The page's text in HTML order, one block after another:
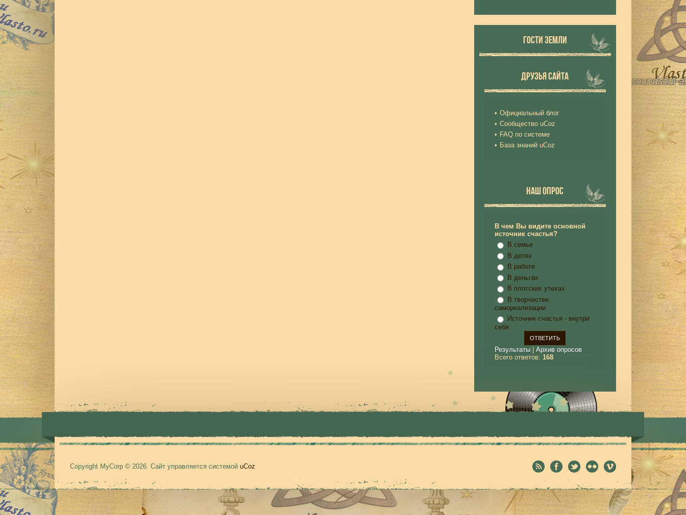
ГОСТИ ЗЕМЛИ
ДРУЗЬЯ САЙТА
Официальный блог
Сообщество uCoz
FAQ по системе
База знаний uCoz
НАШ ОПРОС
В чем Вы видите основной
источник счастья?
В семье
В детях
В работе
В деньгах
В плотских утехах
В творчестве,
самореализации
Источник счастья - внутри
себя
Результаты| Архив опросов
Всего ответов: 168
Copyright MyCorp © 2026. Сайт управляется системой uCoz